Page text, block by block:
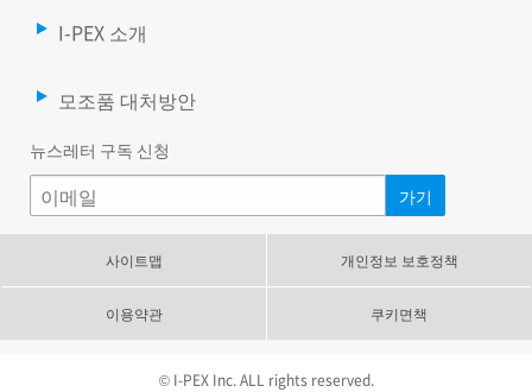
I-PEX 소개
모조품 대처방안
뉴스레터 구독 신청
사이트맵 개인정보 보호정책
이용약관 쿠키면책
© I-PEX Inc. ALL rights reserved.